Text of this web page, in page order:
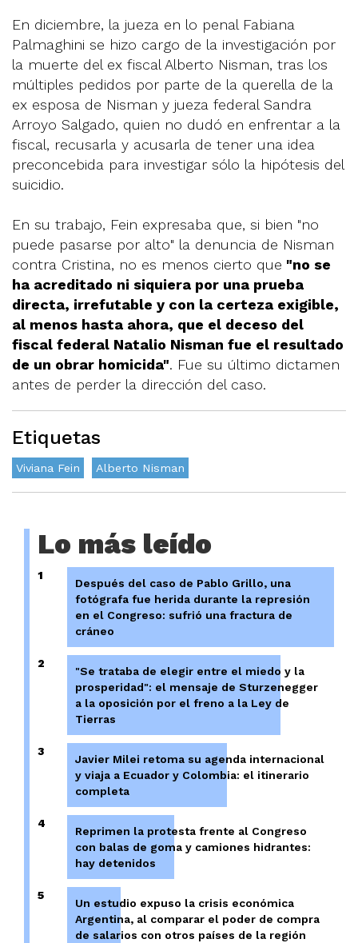
En diciembre, la jueza en lo penal Fabiana
Palmaghini se hizo cargo de la investigación por
la muerte del ex fiscal Alberto Nisman, tras los
múltiples pedidos por parte de la querella de la
ex esposa de Nisman y jueza federal Sandra
Arroyo Salgado, quien no dudó en enfrentar a la
fiscal, recusarla y acusarla de tener una idea
preconcebida para investigar sólo la hipótesis del
suicidio.
En su trabajo, Fein expresaba que, si bien "no
puede pasarse por alto" la denuncia de Nisman
contra Cristina, no es menos cierto que "no se
ha acreditado ni siquiera por una prueba
directa, irrefutable y con la certeza exigible,
al menos hasta ahora, que el deceso del
fiscal federal Natalio Nisman fue el resultado
de un obrar homicida". Fue su último dictamen
antes de perder la dirección del caso.
Etiquetas
Viviana Fein Alberto Nisman
Lo más leído
1
Después del caso de Pablo Grillo, una
fotógrafa fue herida durante la represión
en el Congreso: sufrió una fractura de
cráneo
2
"Se trataba de elegir entre el miedo y la
prosperidad": el mensaje de Sturzenegger
a la oposición por el freno a la Ley de
Tierras
3
Javier Milei retoma su agenda internacional
y viaja a Ecuador y Colombia: el itinerario
completa
4
Reprimen la protesta frente al Congreso
con balas de goma y camiones hidrantes:
hay detenidos
5
Un estudio expuso la crisis económica
Argentina, al comparar el poder de compra
de salarios con otros países de la región